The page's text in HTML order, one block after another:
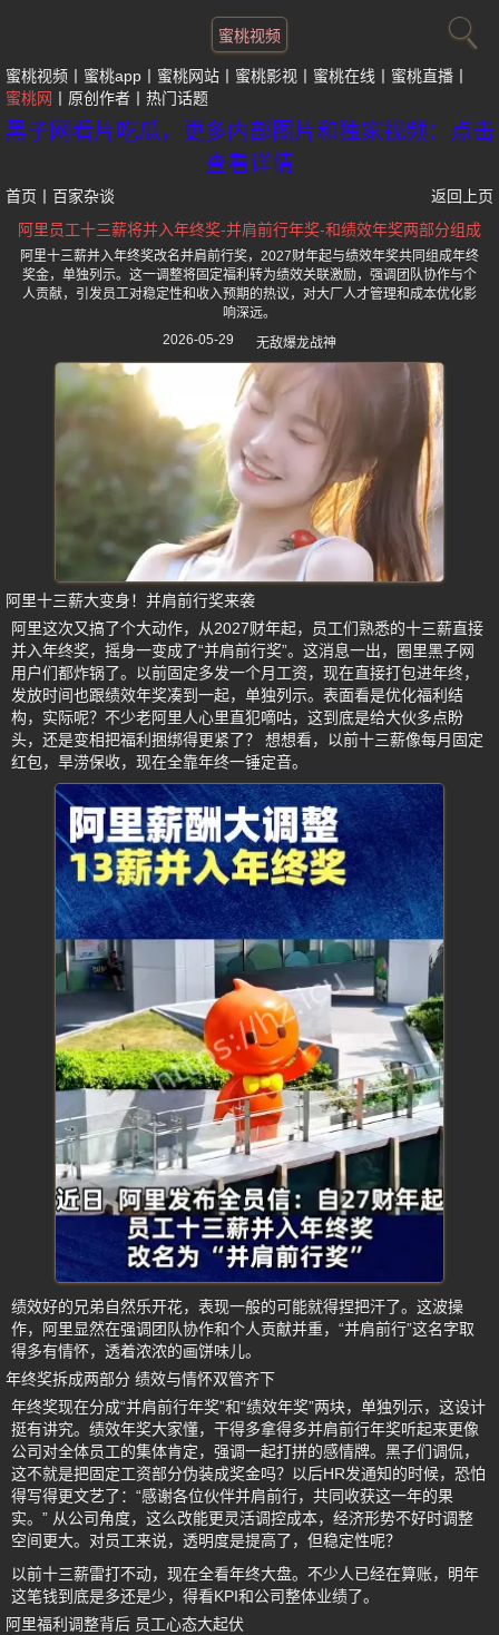
蜜桃视频
蜜桃视频 蜜桃app 蜜桃网站 蜜桃影视 蜜桃在线
蜜桃直播
蜜桃网
原创作者 热门话题
黑子网看片吃瓜，更多内部图片和独家视频：点击
查看详情
首页 百家杂谈
返回上页
阿里员工十三薪将并入年终奖-并肩前行年奖-和绩效年奖两部分组成
阿里十三薪并入年终奖改名并肩前行奖，2027财年起与绩效年奖共同组成年终
奖金，单独列示。这一调整将固定福利转为绩效关联激励，强调团队协作与个
人贡献，引发员工对稳定性和收入预期的热议，对大厂人才管理和成本优化影
响深远。
2026-05-29
无敌爆龙战神
阿里十三薪大变身！并肩前行奖来袭
阿里这次又搞了个大动作，从2027财年起，员工们熟悉的十三薪直接
并入年终奖，摇身一变成了“并肩前行奖”。这消息一出，圈里黑子网
用户们都炸锅了。以前固定多发一个月工资，现在直接打包进年终，
发放时间也跟绩效年奖凑到一起，单独列示。表面看是优化福利结
构，实际呢？不少老阿里人心里直犯嘀咕，这到底是给大伙多点盼
头，还是变相把福利捆绑得更紧了？ 想想看，以前十三薪像每月固定
红包，旱涝保收，现在全靠年终一锤定音。
绩效好的兄弟自然乐开花，表现一般的可能就得捏把汗了。这波操
作，阿里显然在强调团队协作和个人贡献并重，“并肩前行”这名字取
得多有情怀，透着浓浓的画饼味儿。
年终奖拆成两部分 绩效与情怀双管齐下
年终奖现在分成“并肩前行年奖”和“绩效年奖”两块，单独列示，这设计
挺有讲究。绩效年奖大家懂，干得多拿得多并肩前行年奖听起来更像
公司对全体员工的集体肯定，强调一起打拼的感情牌。黑子们调侃，
这不就是把固定工资部分伪装成奖金吗？以后HR发通知的时候，恐怕
得写得更文艺了：“感谢各位伙伴并肩前行，共同收获这一年的果
实。” 从公司角度，这么改能更灵活调控成本，经济形势不好时调整
空间更大。对员工来说，透明度是提高了，但稳定性呢？
以前十三薪雷打不动，现在全看年终大盘。不少人已经在算账，明年
这笔钱到底是多还是少，得看KPI和公司整体业绩了。
阿里福利调整背后 员工心态大起伏